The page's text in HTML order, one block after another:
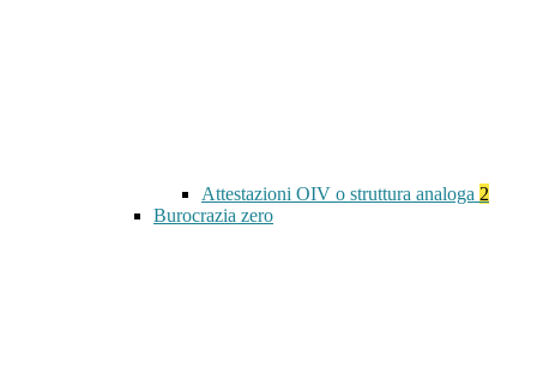
Attestazioni OIV o struttura analoga 2
Burocrazia zero